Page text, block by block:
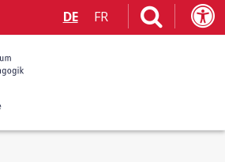
DE FR